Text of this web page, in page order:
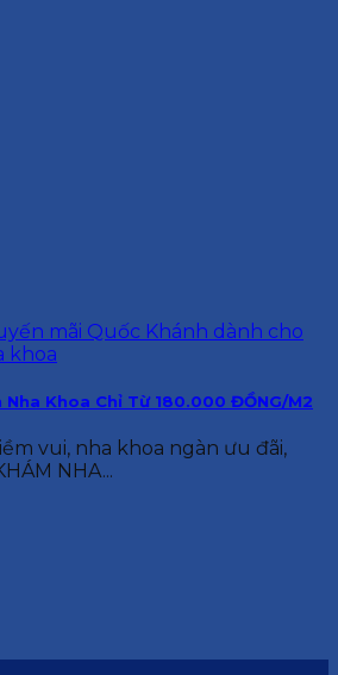
Khoa Chỉ Từ 180.000 ĐỒNG/M2
vui, nha khoa ngàn ưu đãi,
NHA...